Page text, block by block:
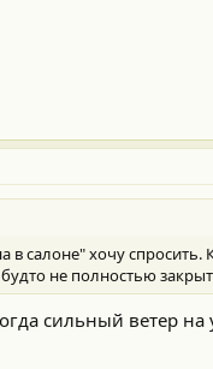
салоне" хочу
не полностью
сильный ветер